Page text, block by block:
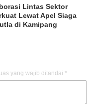
Lintas Sektor
Lewat Apel Siaga
di Kamipang
yang wajib ditandai *